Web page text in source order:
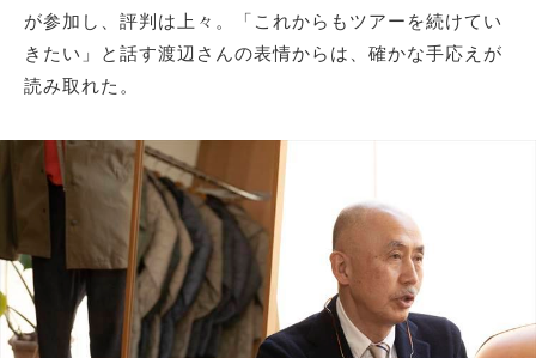
が参加し、評判は上々。「これからもツアーを続けてい
きたい」と話す渡辺さんの表情からは、確かな手応えが
読み取れた。